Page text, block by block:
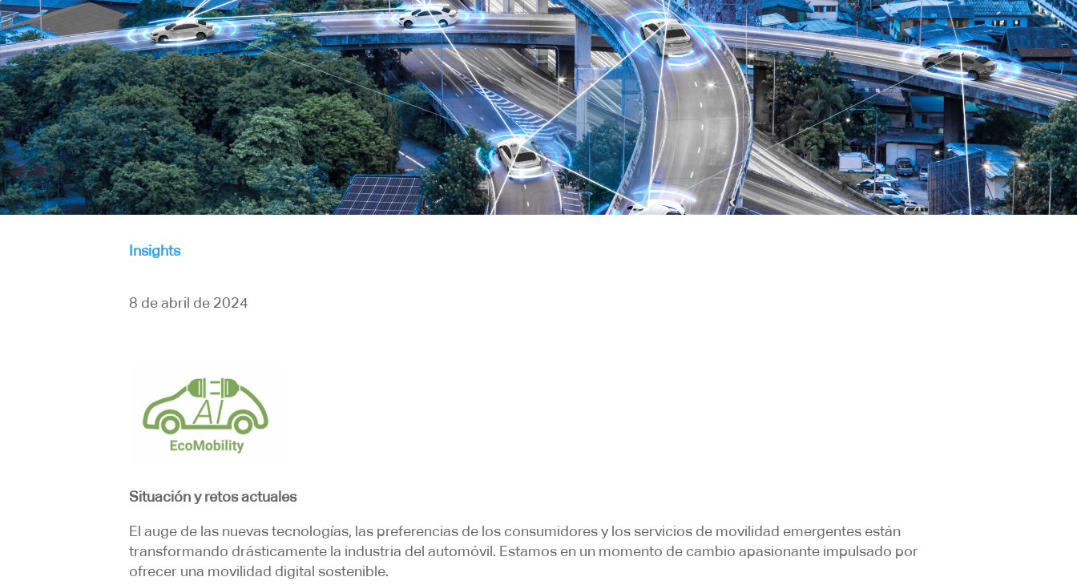
Insights
8 de abril de 2024
Situación y retos actuales
El auge de las nuevas tecnologías, las preferencias de los consumidores y los servicios de movilidad emergentes están
transformando drásticamente la industria del automóvil. Estamos en un momento de cambio apasionante impulsado por
ofrecer una movilidad digital sostenible.